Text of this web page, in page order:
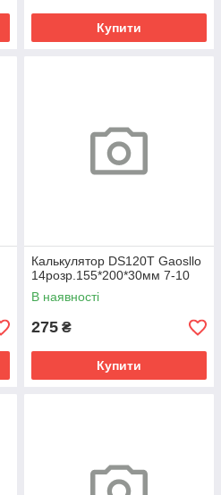
Купити
Калькулятор DS120T Gaosllo
14розр.155*200*30мм 7-10
В наявності
275 ₴
Купити